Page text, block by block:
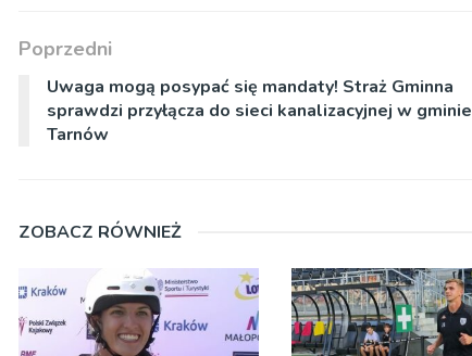
Poprzedni
Uwaga mogą posypać się mandaty! Straż Gminna
sprawdzi przyłącza do sieci kanalizacyjnej w gminie
Tarnów
ZOBACZ RÓWNIEŻ